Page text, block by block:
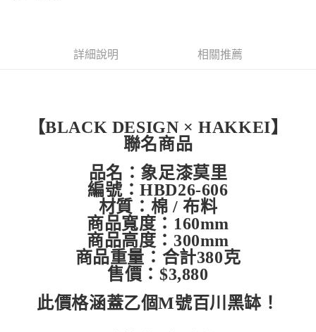
付款後全家取貨
每筆NT$60，滿NT$399(含以上)免運費
每筆NT$60，滿NT$399(含以上)免運費
每筆NT$60，滿NT$399(含以上)免運費
每筆NT$150，滿NT$6,000(含以上)免運費
付款後門市自取
詳細說明 相關推薦
【BLACK DESIGN × HAKKEI】
聯名商品
品名：象足漆莫里
編號：HBD26-606
材質：棉 / 布料
商品寬度：160mm
商品高度：300mm
商品重量：合計380克
售價：$3,880
此價格涵蓋乙個M號百川黑缽！